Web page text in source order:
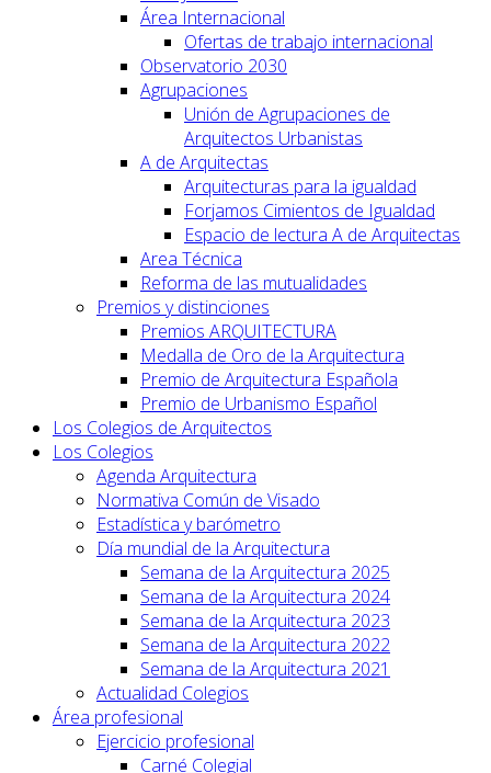
Área Internacional
Ofertas de trabajo internacional
Observatorio 2030
Agrupaciones
Unión de Agrupaciones de
Arquitectos Urbanistas
A de Arquitectas
Arquitecturas para la igualdad
Forjamos Cimientos de Igualdad
Espacio de lectura A de Arquitectas
Area Técnica
Reforma de las mutualidades
Premios y distinciones
Premios ARQUITECTURA
Medalla de Oro de la Arquitectura
Premio de Arquitectura Española
Premio de Urbanismo Español
Los Colegios de Arquitectos
Los Colegios
Agenda Arquitectura
Normativa Común de Visado
Estadística y barómetro
Día mundial de la Arquitectura
Semana de la Arquitectura 2025
Semana de la Arquitectura 2024
Semana de la Arquitectura 2023
Semana de la Arquitectura 2022
Semana de la Arquitectura 2021
Actualidad Colegios
Área profesional
Ejercicio profesional
Carné Colegial